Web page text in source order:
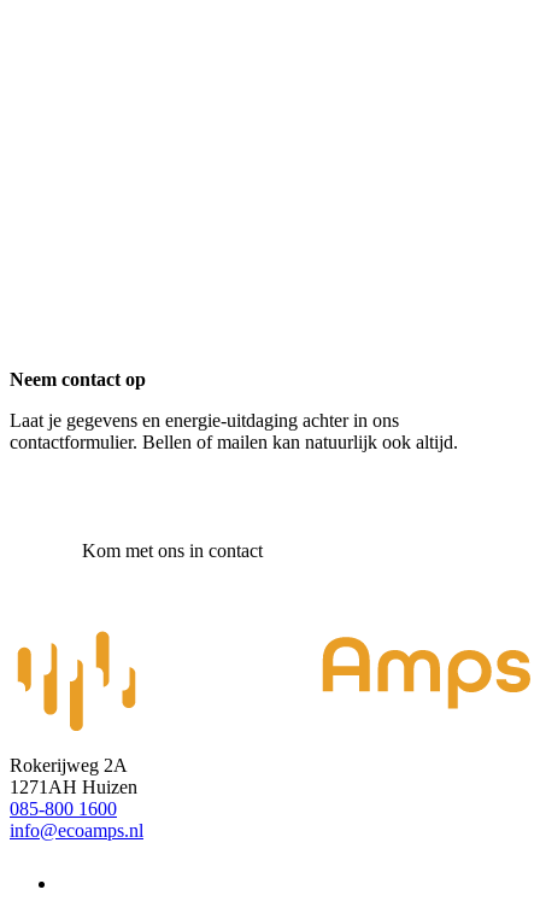
Neem contact op
Laat je gegevens en energie-uitdaging achter in ons
contactformulier. Bellen of mailen kan natuurlijk ook altijd.
Kom met ons in contact
Rokerijweg 2A
1271AH Huizen
085-800 1600
info@ecoamps.nl